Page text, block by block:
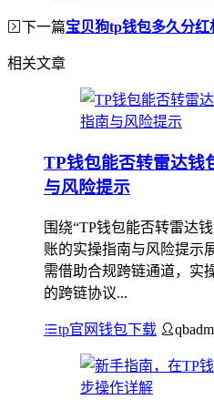
下一篇宝贝狗tp钱包多久分红
相关文章
TP钱包能否转雷达钱
与风险提示
围绕“TP钱包能否转雷达
账的实操指南与风险提示
需借助合规跨链通道，实
的跨链协议...
tp官网钱包下载